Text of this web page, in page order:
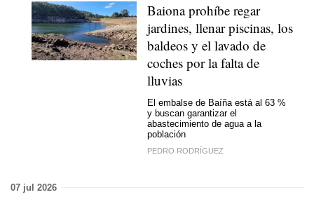
Baiona prohíbe regar
jardines, llenar piscinas, los
baldeos y el lavado de
coches por la falta de
lluvias
El embalse de Baíña está al 63 %
y buscan garantizar el
abastecimiento de agua a la
población
PEDRO RODRÍGUEZ
07 jul 2026